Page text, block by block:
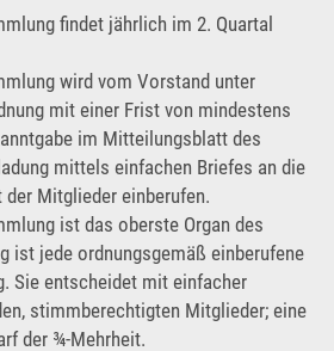
findet jährlich im 2. Quartal
wird vom Vorstand unter
mit einer Frist von mindestens
im Mitteilungsblatt des
mittels einfachen Briefes an die
Mitglieder einberufen.
ist das oberste Organ des
ist jede ordnungsgemäß einberufene
Sie entscheidet mit einfacher
stimmberechtigten Mitglieder; eine
der ¾-Mehrheit.